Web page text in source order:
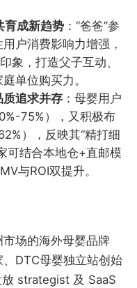
育成新趋势：“爸爸”参
户消费影响力增强，
象，打造父子互动、
单位购买力。
追求并存：母婴用户
75%），又积极布
），反映其“精打细
可结合本地仓+直邮模
与ROI双提升。
场的海外母婴品牌
、DTC母婴独立站创始
放 strategist 及 SaaS